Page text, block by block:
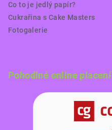
Co to je jedlý papír?
Cukrařina s Cake Masters
Fotogalerie
Pohodlné online placení